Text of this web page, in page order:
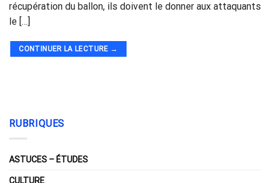
récupération du ballon, ils doivent le donner aux attaquants
le […]
CONTINUER LA LECTURE →
RUBRIQUES
ASTUCES – ÉTUDES
CULTURE